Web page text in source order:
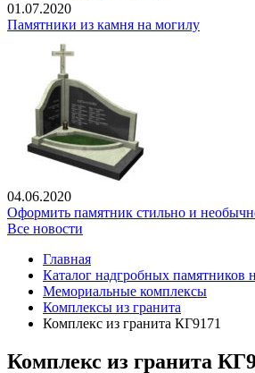
01.07.2020
Памятники из камня на могилу
04.06.2020
Оформить памятник стильно и
Все новости
Главная
Каталог надгробных памятников
Мемориальные комплексы
Комплексы из гранита
Комплекс из гранита КГ9171
Комплекс из гранита